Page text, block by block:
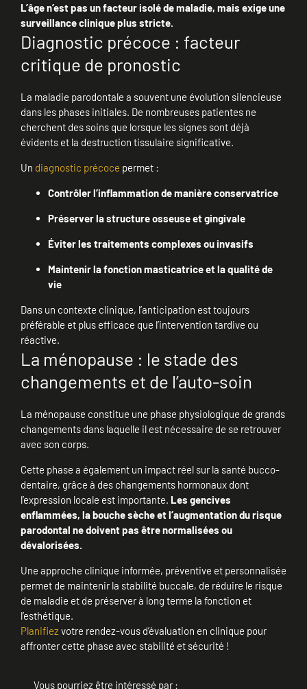
L’âge n’est pas un facteur isolé de maladie, mais exige une
surveillance clinique plus stricte.
Diagnostic précoce : facteur
critique de pronostic
La maladie parodontale a souvent une évolution silencieuse
dans les phases initiales. De nombreuses patientes ne
cherchent des soins que lorsque les signes sont déjà
évidents et la destruction tissulaire significative.
Un diagnostic précoce permet :
Contrôler l’inflammation de manière conservatrice
Préserver la structure osseuse et gingivale
Éviter les traitements complexes ou invasifs
Maintenir la fonction masticatrice et la qualité de
vie
Dans un contexte clinique, l’anticipation est toujours
préférable et plus efficace que l’intervention tardive ou
réactive.
La ménopause : le stade des
changements et de l’auto-soin
La ménopause constitue une phase physiologique de grands
changements dans laquelle il est nécessaire de se retrouver
avec son corps.
Cette phase a également un impact réel sur la santé bucco-
dentaire, grâce à des changements hormonaux dont
l’expression locale est importante. Les gencives
enflammées, la bouche sèche et l’augmentation du risque
parodontal ne doivent pas être normalisées ou
dévalorisées.
Une approche clinique informée, préventive et personnalisée
permet de maintenir la stabilité buccale, de réduire le risque
de maladie et de préserver à long terme la fonction et
l’esthétique.
Planifiez votre rendez-vous d’évaluation en clinique pour
affronter cette phase avec stabilité et sécurité !
Vous pourriez être intéressé par :